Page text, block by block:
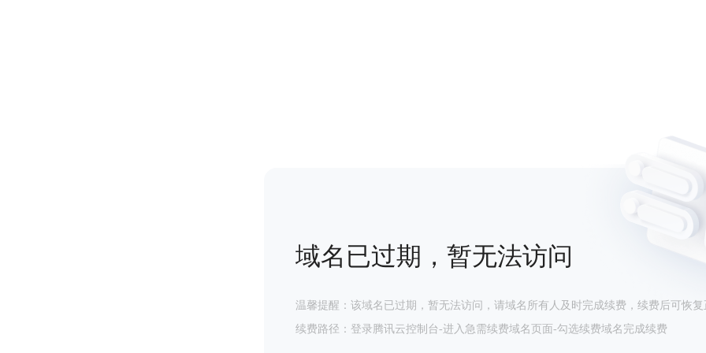
域名已过期，暂无法访问
温馨提醒：该域名已过期，暂无法访问，请域名所有人及时完成续费，续费后可恢复
续费路径：登录腾讯云控制台-进入急需续费域名页面-勾选续费域名完成续费